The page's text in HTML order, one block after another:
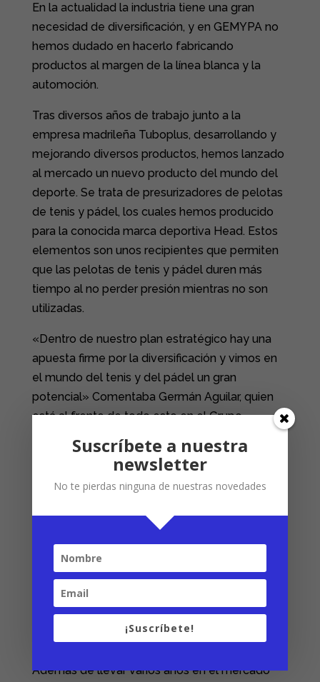
En la actualidad la industria tiene una gran
necesidad de diversificación, y en GEMYPA no
hemos dudado en hacerlo fabricando
productos al margen de la línea blanca y la
automoción.
Tras diversos años de trabajo junto a la
empresa madrileña Tuboplus, desarrollando y
mejorando diversos productos, hemos lanzado
al mercado un nuevo producto del mundo del
deporte. Se trata de presurizadores de pelotas
de tenis y pádel, los cuales hemos producido
para la conocida marca deportiva Head. Estos
elementos son unos recipientes que permiten
que las pelotas de tenis y pádel duren más
tiempo al no perder presión mientras no son
utilizadas.
«Dentro de nuestro plan estratégico hay una
apuesta firme por la diversificación y vimos en
el mundo del tenis y del pádel un gran
potencial» Comentaba Germán Aguilar, quien
está al frente de todo esto en el Grupo
En grupo MYPA hemos apostado por estos
presurizadores ya que también contribuyen a la
importante y uno de nuestros valores
principales en la empresa. Gracias a estos
presurizadores el tiempo de vida de las pelotas
es mucho mayor y con ello se consigue evitar
producción de numerosos kilos de caucho,
que es muy complicado de reciclar.
Ademas de llevar varios años en el mercado
Suscríbete a nuestra
newsletter
No te pierdas ninguna de nuestras novedades
¡Suscríbete!